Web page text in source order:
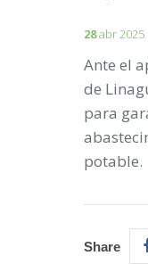
28abr 2025
Ante el
de
para
potable.
Share